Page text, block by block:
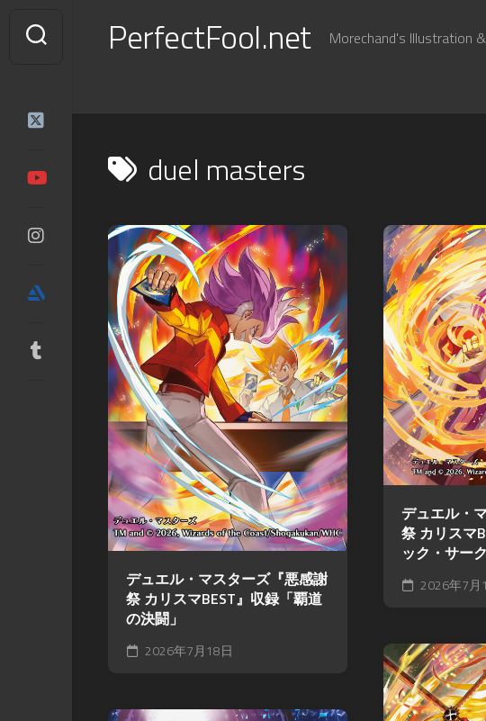
content
PerfectFool.net Morechand's Illustration
duel masters
デュエル・マスターズ『悪感謝
祭 カリスマBEST』収録「覇道
の決闘」
2026年7月18日
デュエル・
祭 カリスマ
ック・サー
2026年7月